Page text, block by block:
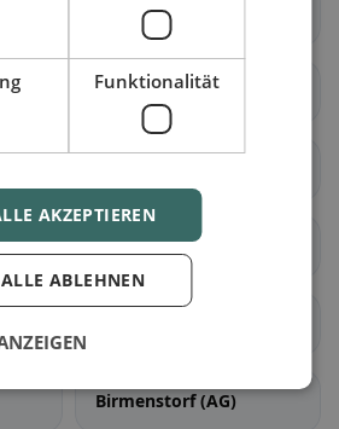
Erlinsbach (AG)
Hirschthal
Suhr
Birmenstorf (AG)
Funktionalität
AKZEPTIEREN
ALLE ABLEHNEN